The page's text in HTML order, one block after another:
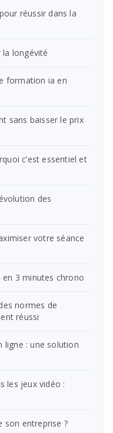
réussir dans la
la longévité
formation ia en
sans baisser le prix
c’est essentiel et
des
votre séance
3 minutes chrono
normes de
réussi
ligne : une solution
les jeux vidéo :
son entreprise ?